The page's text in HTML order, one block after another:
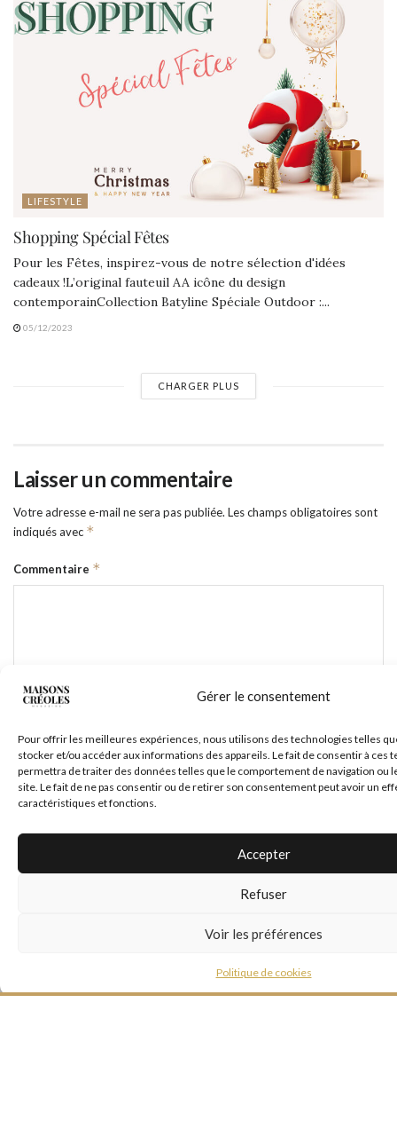
Gérer le consentement
Pour offrir les meilleures expériences, nous utilisons des technologies telles
stocker et/ou accéder aux informations des appareils. Le fait de consentir à ces
permettra de traiter des données telles que le comportement de navigation ou
site. Le fait de ne pas consentir ou de retirer son consentement peut avoir un
caractéristiques et fonctions.
Accepter
Refuser
Voir les préférences
Politique de cookies
LIFESTYLE
Shopping Spécial Fêtes
Pour les Fêtes, inspirez-vous de notre sélection d'idées
cadeaux !L’original fauteuil AA icône du design
contemporainCollection Batyline Spéciale Outdoor :...
05/12/2023
CHARGER PLUS
Laisser un commentaire
Votre adresse e-mail ne sera pas publiée. Les champs obligatoires sont
indiqués avec *
Commentaire *
Nom*
E-mail